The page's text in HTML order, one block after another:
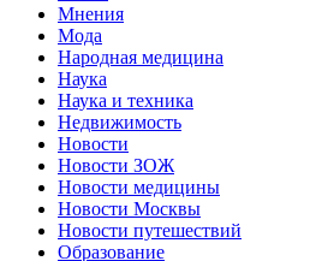
Мнения
Мода
Народная медицина
Наука
Наука и техника
Недвижимость
Новости
Новости ЗОЖ
Новости медицины
Новости Москвы
Новости путешествий
Образование